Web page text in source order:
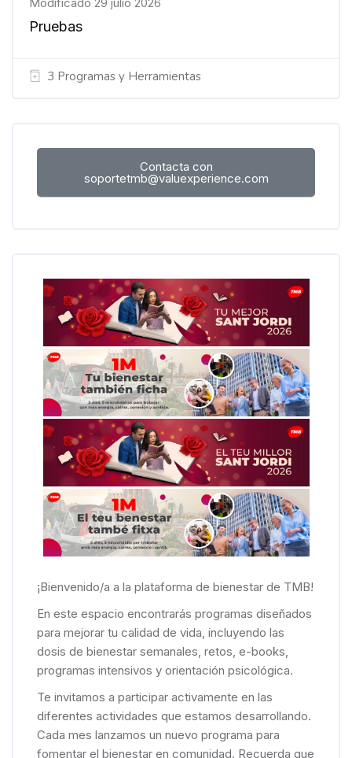
Pruebas
3 Programas y Herramientas
Contacta con
soportetmb@valuexperience.com
¡Bienvenido/a a la plataforma de bienestar de TMB!
En este espacio encontrarás programas diseñados
para mejorar tu calidad de vida, incluyendo las
dosis de bienestar semanales, retos, e-books,
programas intensivos y orientación psicológica.
Te invitamos a participar activamente en las
diferentes actividades que estamos desarrollando.
Cada mes lanzamos un nuevo programa para
fomentar el bienestar en comunidad. Recuerda que